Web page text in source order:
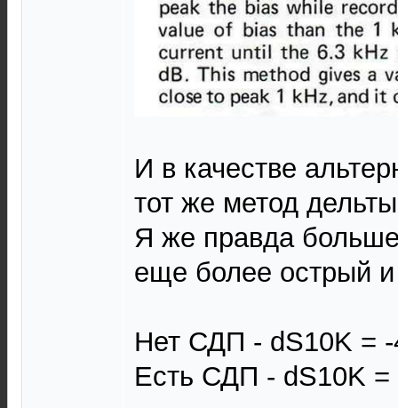
И в качестве
тот же метод
Я же правда
еще более острый
Нет СДП - dS10K =
Есть СДП - dS10K =